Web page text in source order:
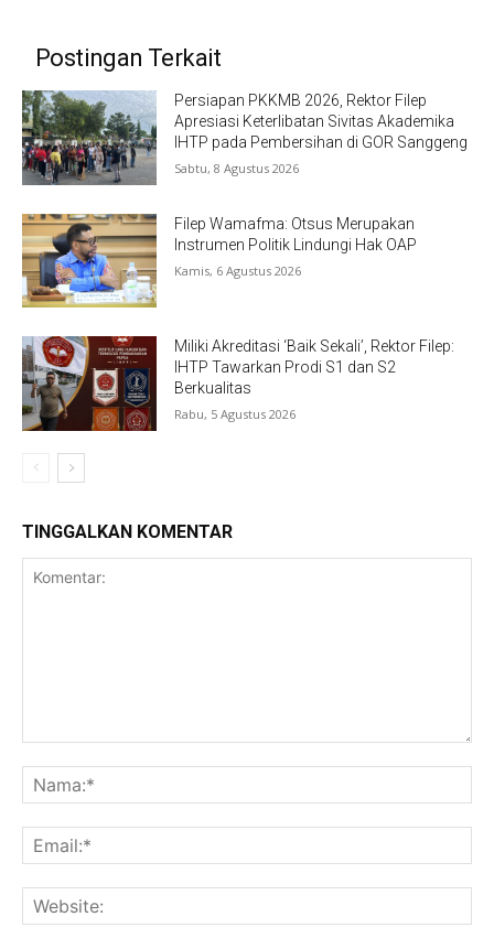
Postingan Terkait
Persiapan PKKMB 2026, Rektor Filep
Apresiasi Keterlibatan Sivitas Akademika
IHTP pada Pembersihan di GOR Sanggeng
Sabtu, 8 Agustus 2026
Filep Wamafma: Otsus Merupakan
Instrumen Politik Lindungi Hak OAP
Kamis, 6 Agustus 2026
Miliki Akreditasi ‘Baik Sekali’, Rektor Filep:
IHTP Tawarkan Prodi S1 dan S2
Berkualitas
Rabu, 5 Agustus 2026
TINGGALKAN KOMENTAR